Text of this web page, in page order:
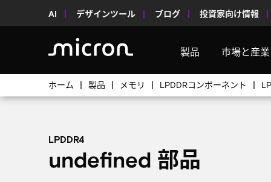
AI デザインツール ブログ 投資家向け情報
製品 市場と産業
ホーム 製品 メモリ LPDDRコンポーネント
LPDDR4
undefined 部品